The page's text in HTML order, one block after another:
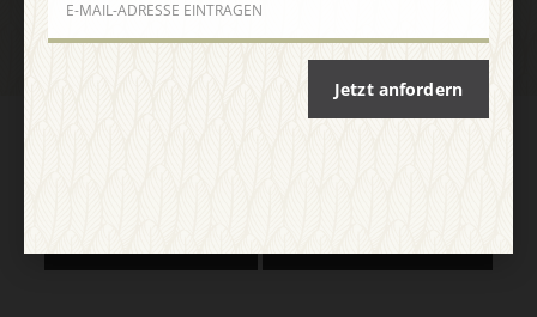
Jetzt anfordern